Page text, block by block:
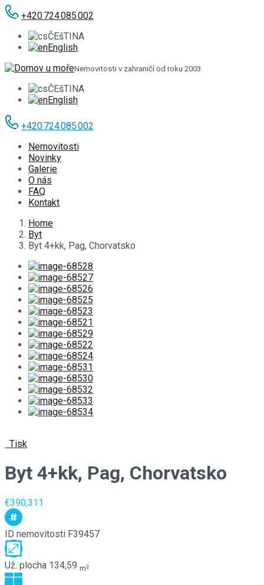
+420 724 085 002
ČEšTINA
English
Nemovitosti v zahraničí od roku 2003
ČEšTINA
English
+420 724 085 002
Nemovitosti
Novinky
Galerie
O nás
FAQ
Kontakt
Home
Byt
Byt 4+kk, Pag, Chorvatsko
Tisk
Byt 4+kk, Pag, Chorvatsko
€390,311
ID nemovitosti F39457
Už. plocha 134,59 m²